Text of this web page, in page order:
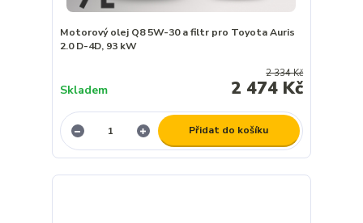
Motorový olej Q8 5W-30 a filtr pro Toyota Auris
2.0 D-4D, 93 kW
2 334 Kč
2 474 Kč
Skladem
Přidat do košíku